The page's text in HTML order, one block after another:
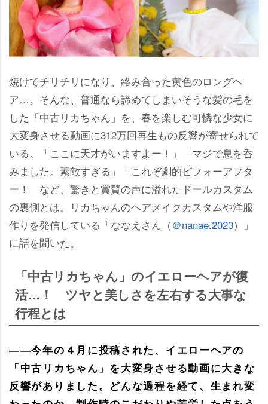
焼けてチリチリになり、絡み合った黄色のロングヘ
ア…。そんな、普通なら諦めてしまいそうな髪の毛を
した「中古リカちゃん」を、春を楽しむ可憐な少女に
大変身させる動画に312万回再生もの反響が寄せられて
いる。「ここに天才がいますよー！」「マジで息を呑
みました。素敵すぎる」「これぞ劇的ビフォーアフタ
ー！」など、驚きと賞賛の声に溢れたドールカスタム
の裏側とは。リカちゃんのヘアメイクカスタムや洋服
作りを発信している「ななえさん（＠nanae.2023）」
に話を聞いた。
「中古リカちゃん」のイエローヘアが復
活…！ ツヤと美しさを左右する大事な
行程とは
――今年の４月に投稿された、イエローヘアの
「中古リカちゃん」を大変身させる動画に大きな
反響がありました。どんな過程を経て、生まれ変